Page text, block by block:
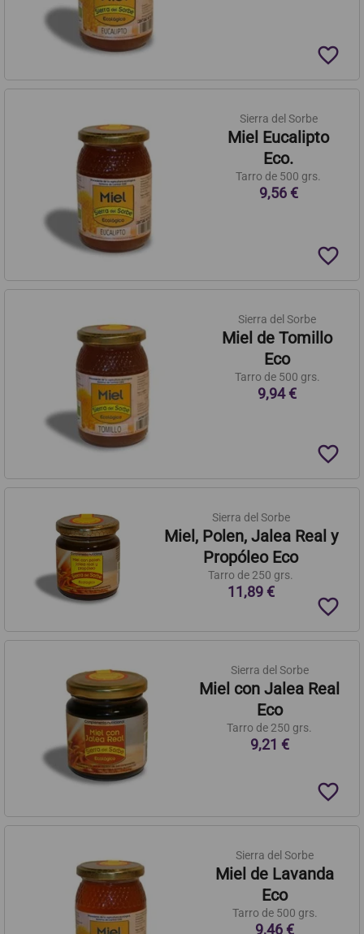
favorite_border
Sierra del Sorbe
Miel Eucalipto
Eco.
Tarro de 500 grs.
9,56 €
favorite_border
Sierra del Sorbe
Miel de Tomillo
Eco
Tarro de 500 grs.
9,94 €
favorite_border
Sierra del Sorbe
Miel, Polen, Jalea Real y
Propóleo Eco
Tarro de 250 grs.
11,89 €
favorite_border
Sierra del Sorbe
Miel con Jalea Real
Eco
Tarro de 250 grs.
9,21 €
favorite_border
Sierra del Sorbe
Miel de Lavanda
Eco
Tarro de 500 grs.
9,46 €